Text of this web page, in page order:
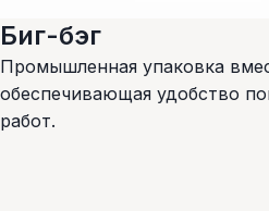
Биг-бэг
Промышленная упаковка
обеспечивающая удобство
работ.